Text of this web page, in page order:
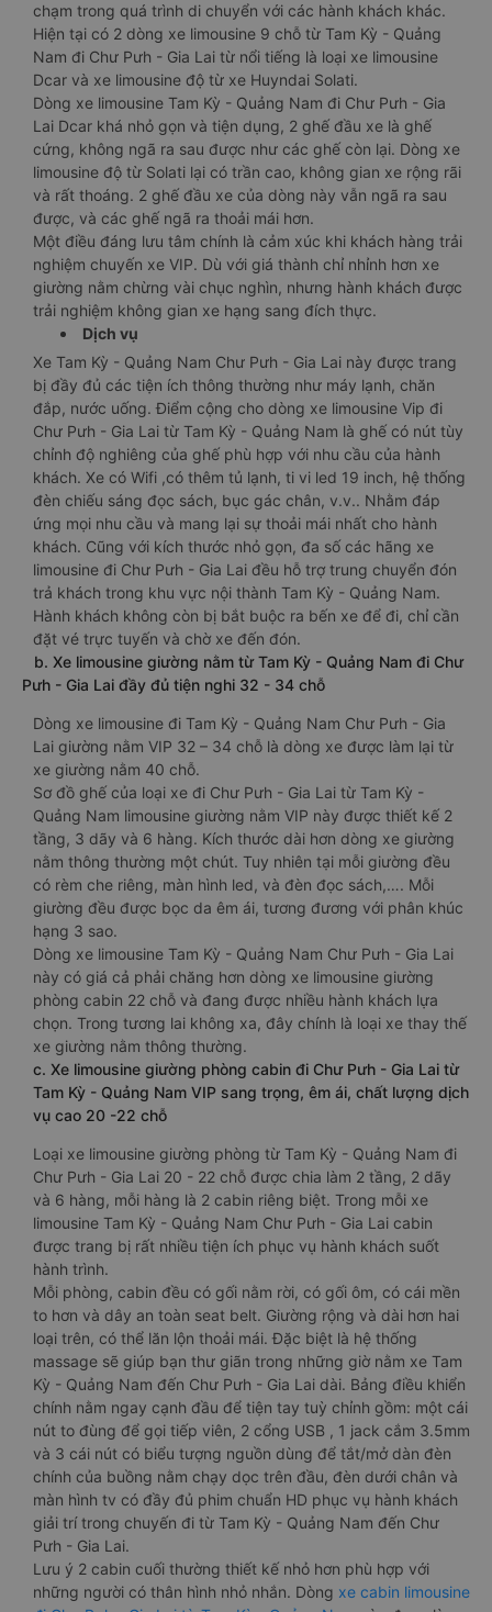
chạm trong quá trình di chuyển với các hành khách khác.
Hiện tại có 2 dòng xe limousine 9 chỗ từ Tam Kỳ - Quảng
Nam đi Chư Pưh - Gia Lai từ nổi tiếng là loại xe limousine
Dcar và xe limousine độ từ xe Huyndai Solati.
Dòng xe limousine Tam Kỳ - Quảng Nam đi Chư Pưh - Gia
Lai Dcar khá nhỏ gọn và tiện dụng, 2 ghế đầu xe là ghế
cứng, không ngã ra sau được như các ghế còn lại. Dòng xe
limousine độ từ Solati lại có trần cao, không gian xe rộng rãi
và rất thoáng. 2 ghế đầu xe của dòng này vẫn ngã ra sau
được, và các ghế ngã ra thoải mái hơn.
Một điều đáng lưu tâm chính là cảm xúc khi khách hàng trải
nghiệm chuyến xe VIP. Dù với giá thành chỉ nhỉnh hơn xe
giường nằm chừng vài chục nghìn, nhưng hành khách được
trải nghiệm không gian xe hạng sang đích thực.
Dịch vụ
Xe Tam Kỳ - Quảng Nam Chư Pưh - Gia Lai này được trang
bị đầy đủ các tiện ích thông thường như máy lạnh, chăn
đắp, nước uống. Điểm cộng cho dòng xe limousine Vip đi
Chư Pưh - Gia Lai từ Tam Kỳ - Quảng Nam là ghế có nút tùy
chỉnh độ nghiêng của ghế phù hợp với nhu cầu của hành
khách. Xe có Wifi ,có thêm tủ lạnh, ti vi led 19 inch, hệ thống
đèn chiếu sáng đọc sách, bục gác chân, v.v.. Nhằm đáp
ứng mọi nhu cầu và mang lại sự thoải mái nhất cho hành
khách. Cũng với kích thước nhỏ gọn, đa số các hãng xe
limousine đi Chư Pưh - Gia Lai đều hỗ trợ trung chuyển đón
trả khách trong khu vực nội thành Tam Kỳ - Quảng Nam.
Hành khách không còn bị bắt buộc ra bến xe để đi, chỉ cần
đặt vé trực tuyến và chờ xe đến đón.
b. Xe limousine giường nằm từ Tam Kỳ - Quảng Nam đi Chư
Pưh - Gia Lai đầy đủ tiện nghi 32 - 34 chỗ
Dòng xe limousine đi Tam Kỳ - Quảng Nam Chư Pưh - Gia
Lai giường nằm VIP 32 – 34 chỗ là dòng xe được làm lại từ
xe giường nằm 40 chỗ.
Sơ đồ ghế của loại xe đi Chư Pưh - Gia Lai từ Tam Kỳ -
Quảng Nam limousine giường nằm VIP này được thiết kế 2
tầng, 3 dãy và 6 hàng. Kích thước dài hơn dòng xe giường
nằm thông thường một chút. Tuy nhiên tại mỗi giường đều
có rèm che riêng, màn hình led, và đèn đọc sách,…. Mỗi
giường đều được bọc da êm ái, tương đương với phân khúc
hạng 3 sao.
Dòng xe limousine Tam Kỳ - Quảng Nam Chư Pưh - Gia Lai
này có giá cả phải chăng hơn dòng xe limousine giường
phòng cabin 22 chỗ và đang được nhiều hành khách lựa
chọn. Trong tương lai không xa, đây chính là loại xe thay thế
xe giường nằm thông thường.
c. Xe limousine giường phòng cabin đi Chư Pưh - Gia Lai từ
Tam Kỳ - Quảng Nam VIP sang trọng, êm ái, chất lượng dịch
vụ cao 20 -22 chỗ
Loại xe limousine giường phòng từ Tam Kỳ - Quảng Nam đi
Chư Pưh - Gia Lai 20 - 22 chỗ được chia làm 2 tầng, 2 dãy
và 6 hàng, mỗi hàng là 2 cabin riêng biệt. Trong mỗi xe
limousine Tam Kỳ - Quảng Nam Chư Pưh - Gia Lai cabin
được trang bị rất nhiều tiện ích phục vụ hành khách suốt
hành trình.
Mỗi phòng, cabin đều có gối nằm rời, có gối ôm, có cái mền
to hơn và dây an toàn seat belt. Giường rộng và dài hơn hai
loại trên, có thể lăn lộn thoải mái. Đặc biệt là hệ thống
massage sẽ giúp bạn thư giãn trong những giờ nằm xe Tam
Kỳ - Quảng Nam đến Chư Pưh - Gia Lai dài. Bảng điều khiển
chính nằm ngay cạnh đầu để tiện tay tuỳ chỉnh gồm: một cái
nút to đùng để gọi tiếp viên, 2 cổng USB , 1 jack cắm 3.5mm
và 3 cái nút có biểu tượng nguồn dùng để tắt/mở dàn đèn
chính của buồng nằm chạy dọc trên đầu, đèn dưới chân và
màn hình tv có đầy đủ phim chuẩn HD phục vụ hành khách
giải trí trong chuyến đi từ Tam Kỳ - Quảng Nam đến Chư
Pưh - Gia Lai.
Lưu ý 2 cabin cuối thường thiết kế nhỏ hơn phù hợp với
những người có thân hình nhỏ nhắn. Dòng xe cabin limousine